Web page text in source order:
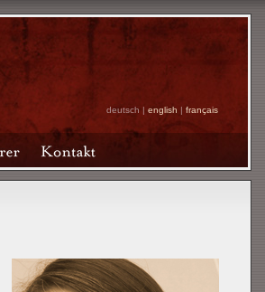
deutsch | english | français